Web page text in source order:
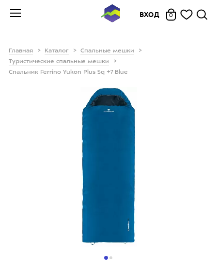
ВХОД 0
Главная Каталог
Спальные мешки
Туристические спальные мешки
Спальник Ferrino Yukon Plus Sq +7 Blue